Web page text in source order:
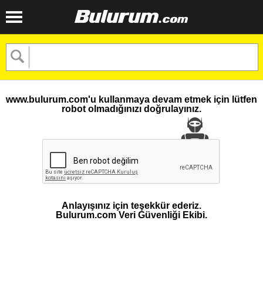
www.bulurum.com'u kullanmaya devam etmek için lütfen
robot olmadığınızı doğrulayınız.
Anlayışınız için teşekkür ederiz.
Bulurum.com Veri Güvenliği Ekibi.